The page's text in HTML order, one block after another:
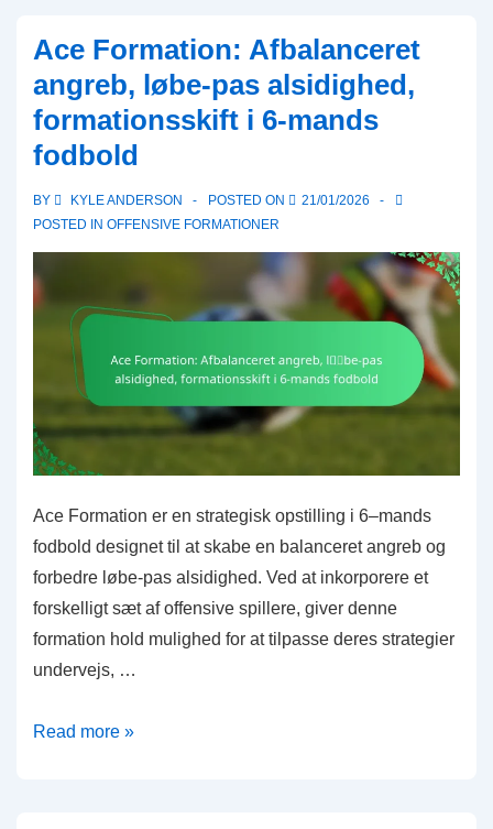
blokering
af
vinkler,
justering
afstande
6-
mands
fodbold
Ace Formation: Afbalanceret
angreb, løbe-pas alsidighed,
formationsskift i 6-mands
fodbold
BY KYLE ANDERSON POSTED ON
21/01/2026
POSTED IN OFFENSIVE FORMATIONER
Ace Formation er en strategisk opstilling i 6–mands
fodbold designet til at skabe en balanceret angreb og
forbedre løbe-pas alsidighed. Ved at inkorporere et
forskelligt sæt af offensive spillere, giver denne
formation hold mulighed for at tilpasse deres strategier
undervejs, …
Ace
Read more »